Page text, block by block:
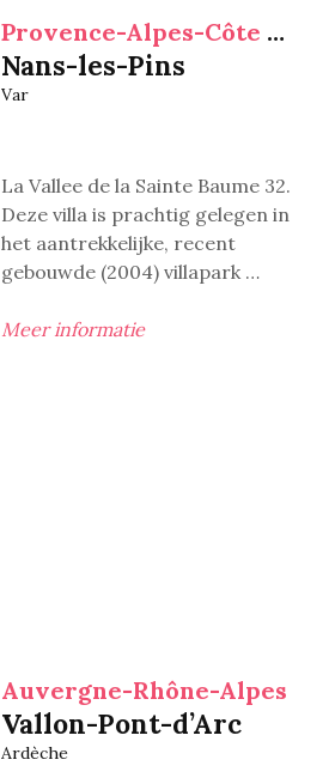
Provence-Alpes-Côte d'Azur
Nans-les-Pins
Var
La Vallee de la Sainte Baume 32.
Deze villa is prachtig gelegen in
het aantrekkelijke, recent
gebouwde (2004) villapark …
Meer informatie
Auvergne-Rhône-Alpes
Vallon-Pont-d’Arc
Ardèche